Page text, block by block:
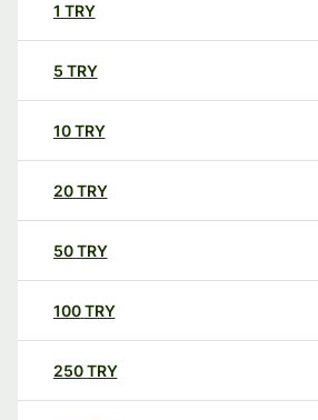
1 TRY
5 TRY
10TRY
20TRY
50TRY
100TRY
250TRY